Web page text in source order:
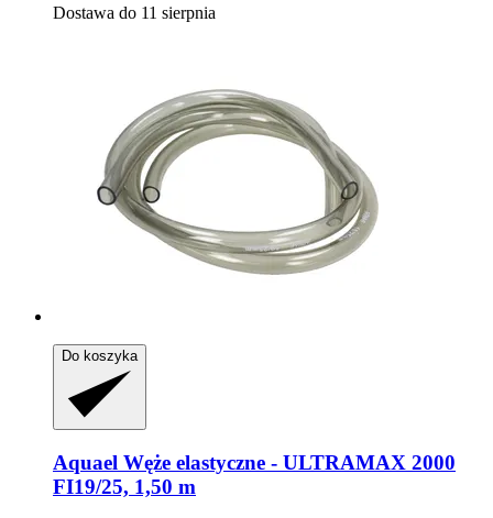
Dostawa do 11 sierpnia
Do koszyka
Aquael Węże elastyczne -​ ULTRAMAX 2000
FI19/25, 1,50 m